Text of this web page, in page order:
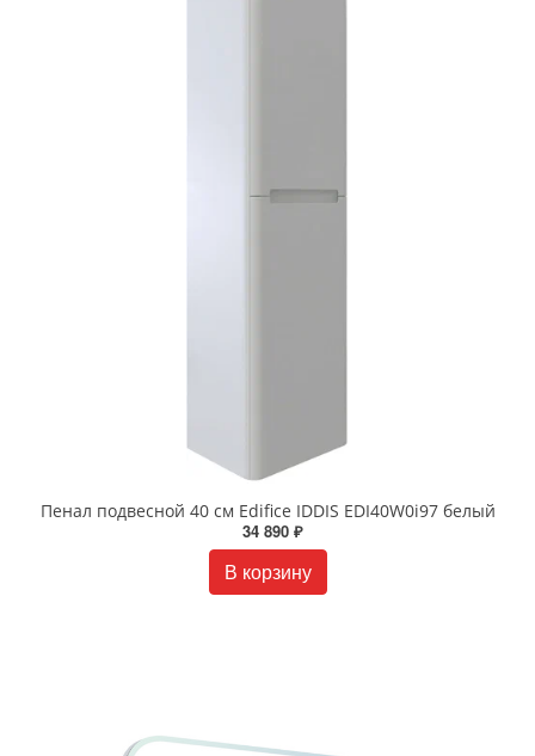
Пенал подвесной 40 см Edifice IDDIS EDI40W0i97 белый
34 890 ₽
В корзину